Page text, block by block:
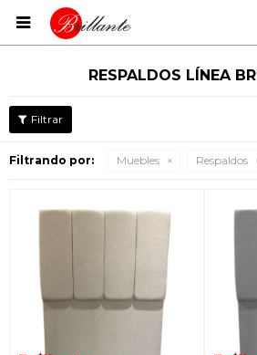

RESPALDOS LÍNEA
Filtrando por: Muebles Respaldos